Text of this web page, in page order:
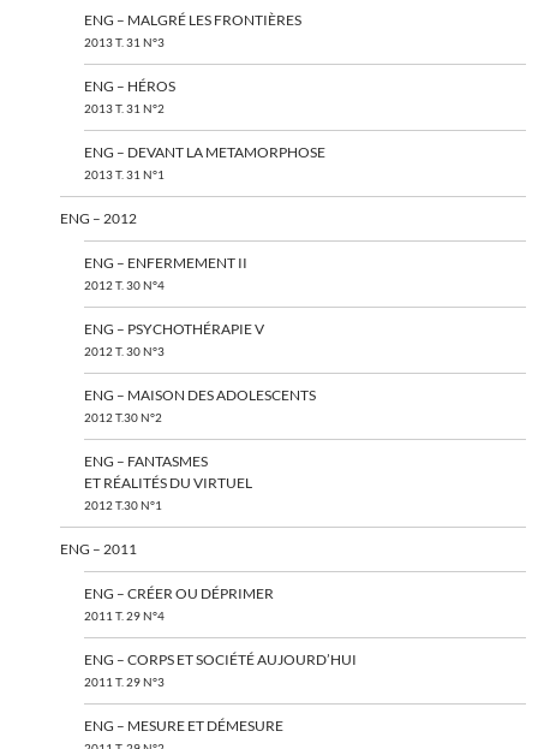
ENG – MALGRÉ LES FRONTIÈRES
2013 T. 31 N°3
ENG – HÉROS
2013 T. 31 N°2
ENG – DEVANT LA METAMORPHOSE
2013 T. 31 N°1
ENG – 2012
ENG – ENFERMEMENT II
2012 T. 30 N°4
ENG – PSYCHOTHÉRAPIE V
2012 T. 30 N°3
ENG – MAISON DES ADOLESCENTS
2012 T.30 N°2
ENG – FANTASMES
ET RÉALITÉS DU VIRTUEL
2012 T.30 N°1
ENG – 2011
ENG – CRÉER OU DÉPRIMER
2011 T. 29 N°4
ENG – CORPS ET SOCIÉTÉ AUJOURD’HUI
2011 T. 29 N°3
ENG – MESURE ET DÉMESURE